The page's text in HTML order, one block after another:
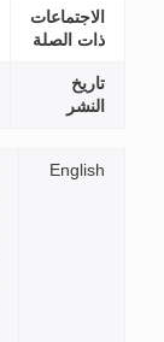
الاجتماعات
ذات الصلة
تاريخ
النشر
English